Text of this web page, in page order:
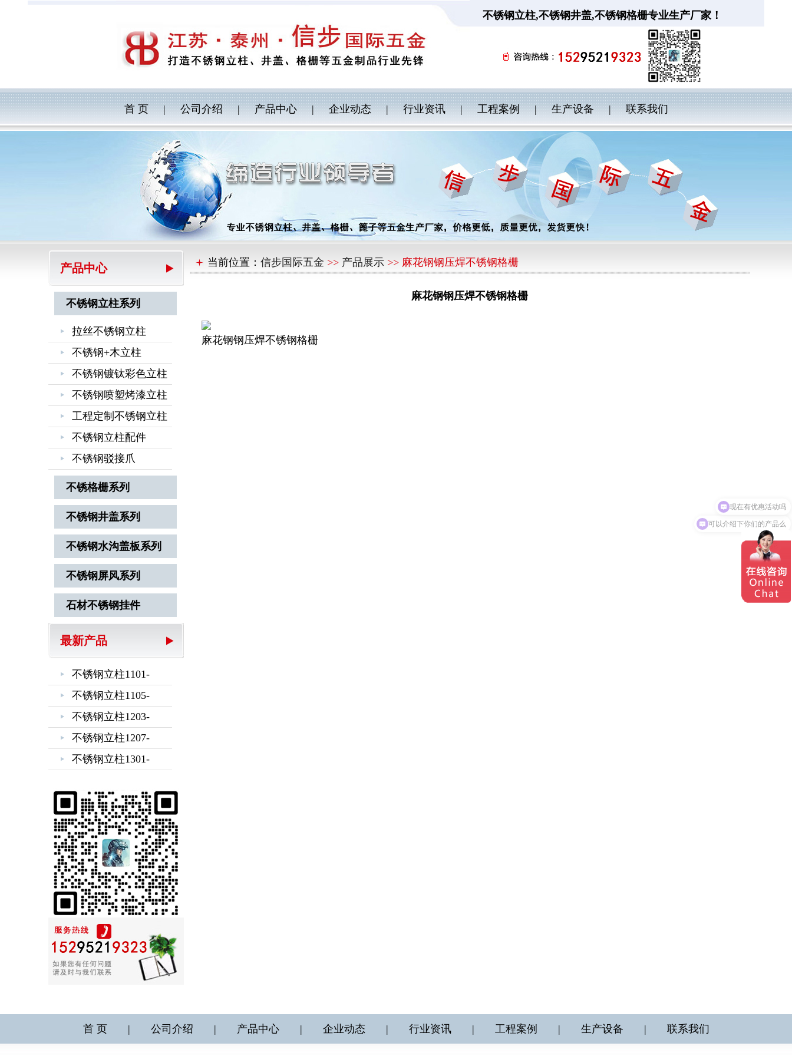
不锈钢立柱,不锈钢井盖,不锈钢格栅专业生产厂家！
首 页 | 公司介绍 | 产品中心 | 企业动态 | 行业资讯 | 工程案例 | 生产设备 | 联系我们
产品中心
不锈钢立柱系列
拉丝不锈钢立柱
不锈钢+木立柱
不锈钢镀钛彩色立柱
不锈钢喷塑烤漆立柱
工程定制不锈钢立柱
不锈钢立柱配件
不锈钢驳接爪
不锈格栅系列
不锈钢井盖系列
不锈钢水沟盖板系列
不锈钢屏风系列
石材不锈钢挂件
最新产品
不锈钢立柱1101-
1102-1103-1104
不锈钢立柱1105-
1106-1201-1202
不锈钢立柱1203-
1204-1205-1206
不锈钢立柱1207-
1208-1209-1210
不锈钢立柱1301-
当前位置： 信步国际五金 >> 产品展示 >> 麻花钢钢压焊不锈钢格栅
麻花钢钢压焊不锈钢格栅
麻花钢钢压焊不锈钢格栅
首 页 | 公司介绍 | 产品中心 | 企业动态 | 行业资讯 | 工程案例 | 生产设备 | 联系我们